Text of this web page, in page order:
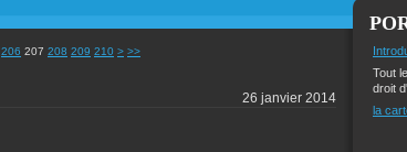
206 207 208 209 210 220
230
240
250
260
270
> >>
26 janvier 2014
Tout
droit
la